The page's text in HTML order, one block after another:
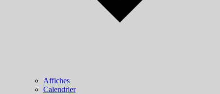
Affiches
Calendrier